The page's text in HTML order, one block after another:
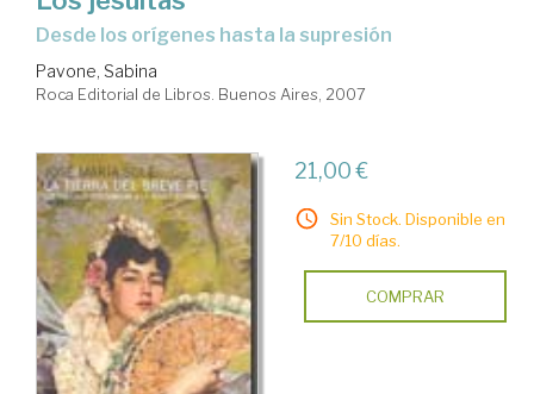
desde los orígenes hasta la supresión
Pavone, Sabina
Roca Editorial de Libros. Buenos Aires, 2007
21,00 €
Sin Stock. Disponible en
7/10 días.
COMPRAR